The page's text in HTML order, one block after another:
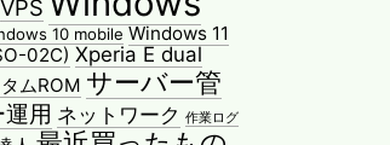
VPS
10 mobile Windows 11
02C) Xperia E dual
ムROM サーバー管
用 ネットワーク 作業ログ